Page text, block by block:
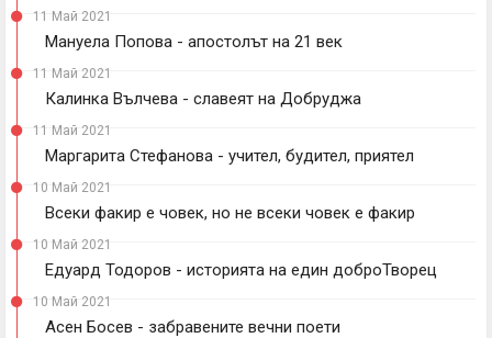
11 Май 2021
Мануела Попова - апостолът на 21 век
11 Май 2021
Калинка Вълчева - славеят на Добруджа
11 Май 2021
Маргарита Стефанова - учител, будител, приятел
10 Май 2021
Всеки факир е човек, но не всеки човек е факир
10 Май 2021
Едуард Тодоров - историята на един доброТворец
10 Май 2021
Асен Босев - забравените вечни поети